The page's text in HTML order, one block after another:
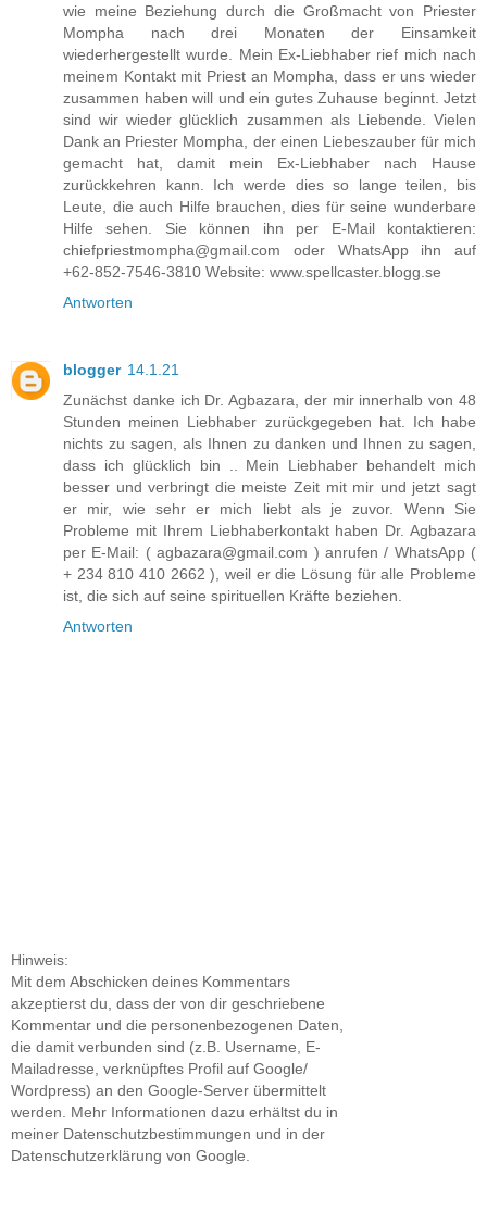
wie meine Beziehung durch die Großmacht von Priester
Mompha nach drei Monaten der Einsamkeit
wiederhergestellt wurde. Mein Ex-Liebhaber rief mich nach
meinem Kontakt mit Priest an Mompha, dass er uns wieder
zusammen haben will und ein gutes Zuhause beginnt. Jetzt
sind wir wieder glücklich zusammen als Liebende. Vielen
Dank an Priester Mompha, der einen Liebeszauber für mich
gemacht hat, damit mein Ex-Liebhaber nach Hause
zurückkehren kann. Ich werde dies so lange teilen, bis
Leute, die auch Hilfe brauchen, dies für seine wunderbare
Hilfe sehen. Sie können ihn per E-Mail kontaktieren:
chiefpriestmompha@gmail.com oder WhatsApp ihn auf
+62-852-7546-3810 Website: www.spellcaster.blogg.se
Antworten
blogger 14.1.21
Zunächst danke ich Dr. Agbazara, der mir innerhalb von 48
Stunden meinen Liebhaber zurückgegeben hat. Ich habe
nichts zu sagen, als Ihnen zu danken und Ihnen zu sagen,
dass ich glücklich bin .. Mein Liebhaber behandelt mich
besser und verbringt die meiste Zeit mit mir und jetzt sagt
er mir, wie sehr er mich liebt als je zuvor. Wenn Sie
Probleme mit Ihrem Liebhaberkontakt haben Dr. Agbazara
per E-Mail: ( agbazara@gmail.com ) anrufen / WhatsApp (
+ 234 810 410 2662 ), weil er die Lösung für alle Probleme
ist, die sich auf seine spirituellen Kräfte beziehen.
Antworten
Hinweis:
Mit dem Abschicken deines Kommentars
akzeptierst du, dass der von dir geschriebene
Kommentar und die personenbezogenen Daten,
die damit verbunden sind (z.B. Username, E-
Mailadresse, verknüpftes Profil auf Google/
Wordpress) an den Google-Server übermittelt
werden. Mehr Informationen dazu erhältst du in
meiner Datenschutzbestimmungen und in der
Datenschutzerklärung von Google.